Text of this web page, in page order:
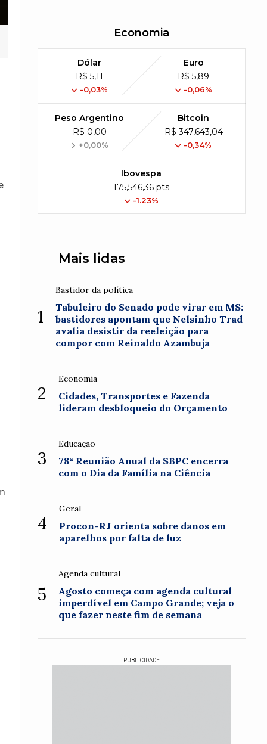
Economia
Dólar
R$ 5,11
-0,03%
Euro
R$ 5,89
-0,06%
Peso Argentino
R$ 0,00
+0,00%
Bitcoin
R$ 347,643,04
-0,34%
Ibovespa
175,546,36 pts
-1.23%
Mais lidas
1
Bastidor da política
Tabuleiro do Senado pode virar em MS:
bastidores apontam que Nelsinho Trad
avalia desistir da reeleição para
compor com Reinaldo Azambuja
2
Economia
Cidades, Transportes e Fazenda
lideram desbloqueio do Orçamento
3
Educação
78ª Reunião Anual da SBPC encerra
com o Dia da Família na Ciência
4
Geral
Procon-RJ orienta sobre danos em
aparelhos por falta de luz
5
Agenda cultural
Agosto começa com agenda cultural
imperdível em Campo Grande; veja o
que fazer neste fim de semana
PUBLICIDADE